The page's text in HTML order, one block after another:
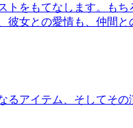
をもてなします。も
女との愛情も、仲間
アイテム、そしてその